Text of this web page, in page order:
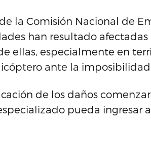
la Comisión Nacional de
han resultado
ellas, especialmente en
ante la
de los daños
pueda ingresar